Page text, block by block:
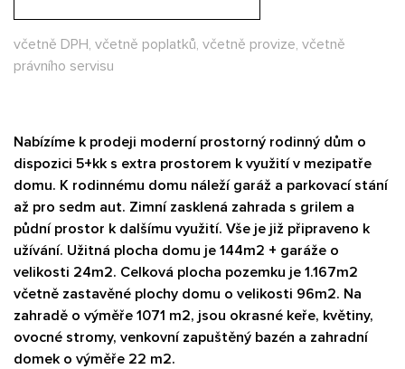
včetně DPH, včetně poplatků, včetně provize, včetně
právního servisu
Nabízíme k prodeji moderní prostorný rodinný dům o
dispozici 5+kk s extra prostorem k využití v mezipatře
domu. K rodinnému domu náleží garáž a parkovací stání
až pro sedm aut. Zimní zasklená zahrada s grilem a
půdní prostor k dalšímu využití. Vše je již připraveno k
užívání. Užitná plocha domu je 144m2 + garáže o
velikosti 24m2. Celková plocha pozemku je 1.167m2
včetně zastavěné plochy domu o velikosti 96m2. Na
zahradě o výměře 1071 m2, jsou okrasné keře, květiny,
ovocné stromy, venkovní zapuštěný bazén a zahradní
domek o výměře 22 m2.